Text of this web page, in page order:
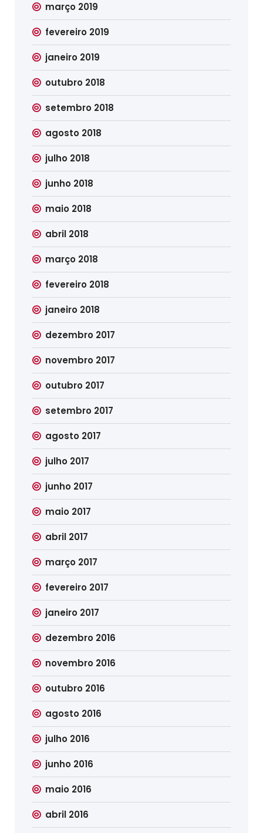
março 2019
fevereiro 2019
janeiro 2019
outubro 2018
setembro 2018
agosto 2018
julho 2018
junho 2018
maio 2018
abril 2018
março 2018
fevereiro 2018
janeiro 2018
dezembro 2017
novembro 2017
outubro 2017
setembro 2017
agosto 2017
julho 2017
junho 2017
maio 2017
abril 2017
março 2017
fevereiro 2017
janeiro 2017
dezembro 2016
novembro 2016
outubro 2016
agosto 2016
julho 2016
junho 2016
maio 2016
abril 2016